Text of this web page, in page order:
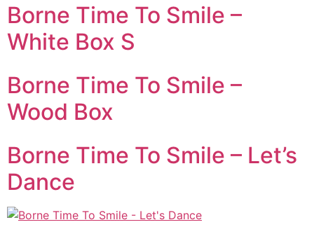
Borne Time To Smile –
White Box S
Borne Time To Smile –
Wood Box
Borne Time To Smile – Let’s
Dance